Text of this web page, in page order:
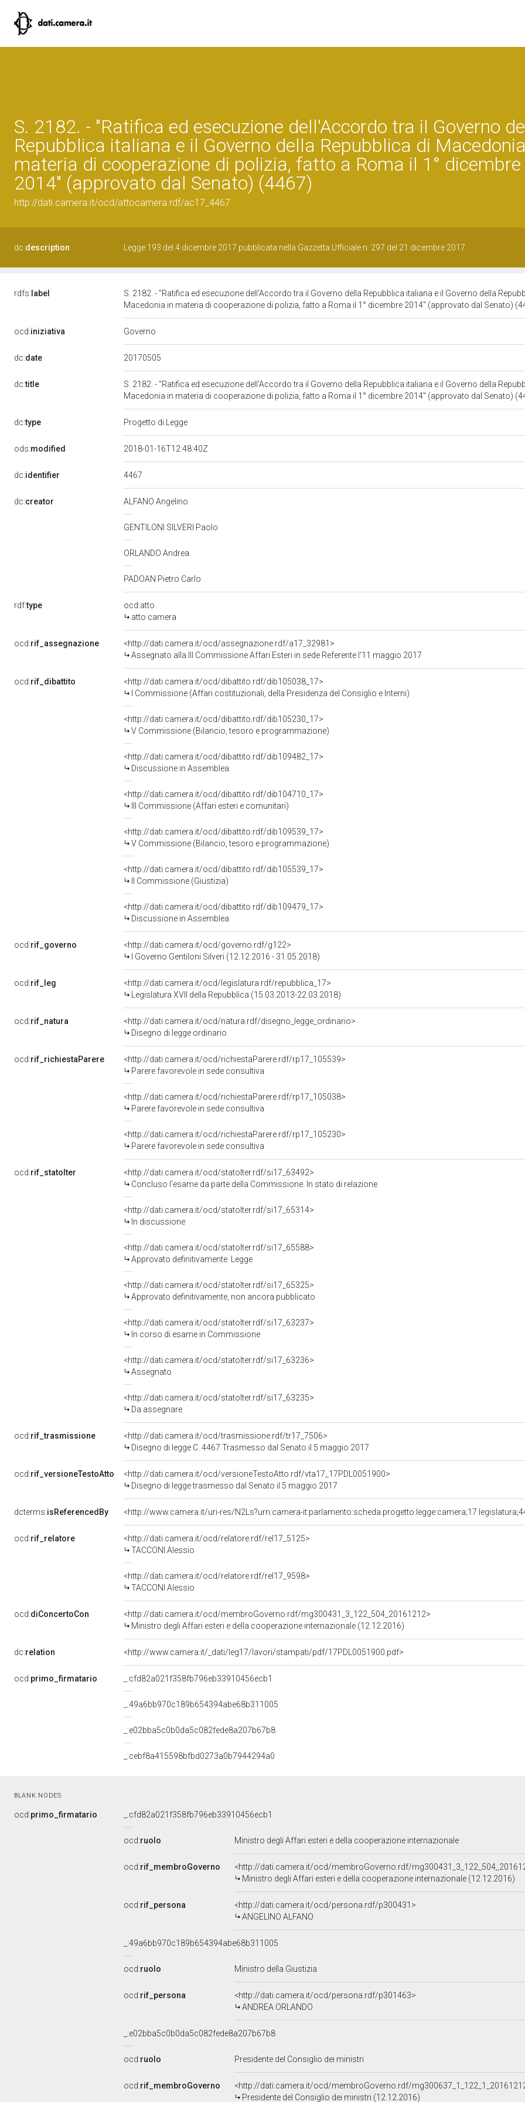
S. 2182. - "Ratifica ed esecuzione dell'Accordo tra il Governo
Repubblica italiana e il Governo della Repubblica di
materia di cooperazione di polizia, fatto a Roma il 1° dicembre
2014" (approvato dal Senato) (4467)
http://dati.camera.it/ocd/attocamera.rdf/ac17_4467
dc:description Legge 193 del 4 dicembre 2017 pubblicata nella Gazzetta Ufficiale n. 297 del 21 dicembre 2017
rdfs: label
S. 2182. - "Ratifica ed esecuzione dell'Accordo tra il Governo della Repubblica italiana e il Governo della
Macedonia in materia di cooperazione di polizia, fatto a Roma il 1° dicembre 2014" (approvato dal Senato)
ocd:iniziativa Governo
dc:date 20170505
dc:title
S. 2182. - "Ratifica ed esecuzione dell'Accordo tra il Governo della Repubblica italiana e il Governo della
Macedonia in materia di cooperazione di polizia, fatto a Roma il 1° dicembre 2014" (approvato dal Senato)
dc:type Progetto di Legge
ods:modified 2018-01-16T12:48:40Z
dc:identifier 4467
dc:creator ALFANO Angelino
GENTILONI SILVERI Paolo
ORLANDO Andrea
PADOAN Pietro Carlo
rdf:type
ocd:atto
atto camera
ocd:rif_assegnazione
<http://dati.camera.it/ocd/assegnazione.rdf/a17_32981>
Assegnato alla III Commissione Affari Esteri in sede Referente l'11 maggio 2017
ocd:rif_dibattito
<http://dati.camera.it/ocd/dibattito.rdf/dib105038_17>
I Commissione (Affari costituzionali, della Presidenza del Consiglio e Interni)
<http://dati.camera.it/ocd/dibattito.rdf/dib105230_17>
V Commissione (Bilancio, tesoro e programmazione)
<http://dati.camera.it/ocd/dibattito.rdf/dib109482_17>
Discussione in Assemblea
<http://dati.camera.it/ocd/dibattito.rdf/dib104710_17>
III Commissione (Affari esteri e comunitari)
<http://dati.camera.it/ocd/dibattito.rdf/dib109539_17>
V Commissione (Bilancio, tesoro e programmazione)
<http://dati.camera.it/ocd/dibattito.rdf/dib105539_17>
II Commissione (Giustizia)
<http://dati.camera.it/ocd/dibattito.rdf/dib109479_17>
Discussione in Assemblea
ocd:rif_governo
<http://dati.camera.it/ocd/governo.rdf/g122>
I Governo Gentiloni Silveri (12.12.2016 - 31.05.2018)
ocd:rif_leg
<http://dati.camera.it/ocd/legislatura.rdf/repubblica_17>
Legislatura XVII della Repubblica (15.03.2013-22.03.2018)
ocd:rif_natura
<http://dati.camera.it/ocd/natura.rdf/disegno_legge_ordinario>
Disegno di legge ordinario
ocd:rif_richiestaParere
<http://dati.camera.it/ocd/richiestaParere.rdf/rp17_105539>
Parere favorevole in sede consultiva
<http://dati.camera.it/ocd/richiestaParere.rdf/rp17_105038>
Parere favorevole in sede consultiva
<http://dati.camera.it/ocd/richiestaParere.rdf/rp17_105230>
Parere favorevole in sede consultiva
ocd:rif_statoIter
<http://dati.camera.it/ocd/statoIter.rdf/si17_63492>
Concluso l'esame da parte della Commissione. In stato di relazione
<http://dati.camera.it/ocd/statoIter.rdf/si17_65314>
In discussione
<http://dati.camera.it/ocd/statoIter.rdf/si17_65588>
Approvato definitivamente. Legge
<http://dati.camera.it/ocd/statoIter.rdf/si17_65325>
Approvato definitivamente, non ancora pubblicato
<http://dati.camera.it/ocd/statoIter.rdf/si17_63237>
In corso di esame in Commissione
<http://dati.camera.it/ocd/statoIter.rdf/si17_63236>
Assegnato
<http://dati.camera.it/ocd/statoIter.rdf/si17_63235>
Da assegnare
ocd:rif_trasmissione
<http://dati.camera.it/ocd/trasmissione.rdf/tr17_7506>
Disegno di legge C. 4467 Trasmesso dal Senato il 5 maggio 2017
ocd:rif_versioneTestoAtto
<http://dati.camera.it/ocd/versioneTestoAtto.rdf/vta17_17PDL0051900>
Disegno di legge trasmesso dal Senato il 5 maggio 2017
dcterms:isReferencedBy <http://www.camera.it/uri-res/N2Ls?urn:camera-
ocd:rif_relatore
<http://dati.camera.it/ocd/relatore.rdf/rel17_5125>
TACCONI Alessio
<http://dati.camera.it/ocd/relatore.rdf/rel17_9598>
TACCONI Alessio
ocd:diConcertoCon
<http://dati.camera.it/ocd/membroGoverno.rdf/mg300431_3_122_504_20161212>
Ministro degli Affari esteri e della cooperazione internazionale (12.12.2016)
dc:relation <http://www.camera.it/_dati/leg17/lavori/stampati/pdf/17PDL0051900.pdf>
ocd:primo_firmatario _:cfd82a021f358fb796eb33910456ecb1
_:49a6bb970c189b654394abe68b311005
_:e02bba5c0b0da5c082fede8a207b67b8
_:cebf8a415598bfbd0273a0b7944294a0
BLANK NODES
ocd:primo_firmatario _:cfd82a021f358fb796eb33910456ecb1
ocd:ruolo Ministro degli Affari esteri e della cooperazione internazionale
ocd:rif_membroGoverno
<http://dati.camera.it/ocd/membroGoverno.rdf/
Ministro degli Affari esteri e della cooperazione internazionale (12.12.2016)
ocd:rif_persona
<http://dati.camera.it/ocd/persona.rdf/p300431>
ANGELINO ALFANO
_:49a6bb970c189b654394abe68b311005
ocd:ruolo Ministro della Giustizia
ocd:rif_persona
<http://dati.camera.it/ocd/persona.rdf/p301463>
ANDREA ORLANDO
_:e02bba5c0b0da5c082fede8a207b67b8
ocd:ruolo Presidente del Consiglio dei ministri
ocd:rif_membroGoverno
<http://dati.camera.it/ocd/membroGoverno.rdf/
Presidente del Consiglio dei ministri (12.12.2016)